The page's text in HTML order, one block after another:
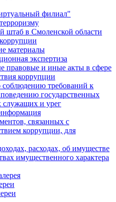
филиал"
штаб в Смоленской области
материалы
экспертиза
правовые и иные акты в сфере
коррупции
требований к
государственных
служащих и урег
связанных с
коррупции, для
расходах, об имуществе
имущественного характера